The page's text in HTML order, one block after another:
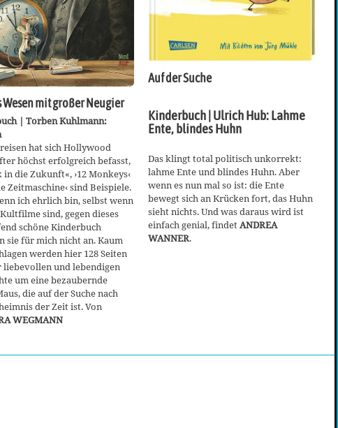
Wesen mit großer Neugier
| Torben Kuhlmann:
hat sich Hollywood
höchst erfolgreich befasst,
in die Zukunft«, ›12 Monkeys‹
Zeitmaschine‹ sind Beispiele.
ich ehrlich bin, selbst wenn
sind, gegen dieses
schöne Kinderbuch
sie für mich nicht an. Kaum
werden hier 128 Seiten
liebevollen und lebendigen
um eine bezaubernde
die auf der Suche nach
der Zeit ist. Von
WEGMANN
Auf der Suche
Kinderbuch | Ulrich Hub: Lahme
Ente, blindes Huhn
Das klingt total politisch unkorrekt:
lahme Ente und blindes Huhn. Aber
wenn es nun mal so ist: die Ente
bewegt sich an Krücken fort, das Huhn
sieht nichts. Und was daraus wird ist
einfach genial, findetANDREA
WANNER.